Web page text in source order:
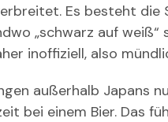
Es besteht die
„schwarz auf weiß“
inoffiziell, also
außerhalb Japans
bei einem Bier. Das